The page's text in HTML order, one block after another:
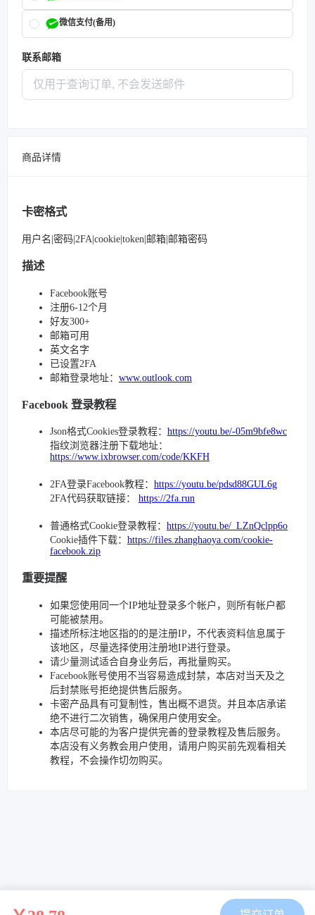
微信支付(备用)
联系邮箱
商品详情
卡密格式
用户名|密码|2FA|cookie|token|邮箱|邮箱密码
描述
Facebook账号
注册6-12个月
好友300+
邮箱可用
英文名字
已设置2FA
邮箱登录地址： www.outlook.com
Facebook 登录教程
Json格式Cookies登录教程： https://youtu.be/-05m9bfe8wc
指纹浏览器注册下载地址：
https://www.ixbrowser.com/code/KKFH
2FA登录Facebook教程： https://youtu.be/pdsd88GUL6g
2FA代码获取链接： https://2fa.run
普通格式Cookie登录教程： https://youtu.be/_LZnQclpp6o
Cookie插件下载： https://files.zhanghaoya.com/cookie-
facebook.zip
重要提醒
如果您使用同一个IP地址登录多个帐户，则所有帐户都
可能被禁用。
描述所标注地区指的的是注册IP，不代表资料信息属于
该地区，尽量选择使用注册地IP进行登录。
请少量测试适合自身业务后，再批量购买。
Facebook账号使用不当容易造成封禁，本店对当天及之
后封禁账号拒绝提供售后服务。
卡密产品具有可复制性，售出概不退货。并且本店承诺
绝不进行二次销售，确保用户使用安全。
本店尽可能的为客户提供完善的登录教程及售后服务。
本店没有义务教会用户使用，请用户购买前先观看相关
教程，不会操作切勿购买。